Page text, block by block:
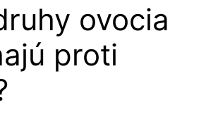
ovocia
proti